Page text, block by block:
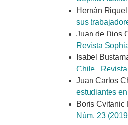
Hernán
sus
Juan de Dios
Revista
Isabel
Chile ,
Juan Carlos
estudiantes
Boris Cvitanic
Núm. 23